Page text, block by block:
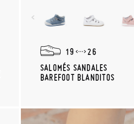
19
26
SALOMÉS SANDALES
BAREFOOT BLANDITOS